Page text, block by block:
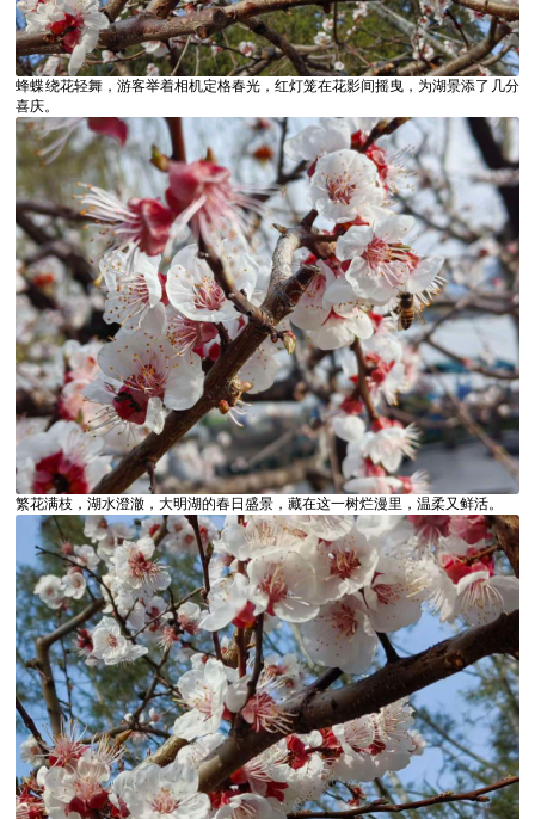
蜂蝶绕花轻舞，游客举着相机定格春光，红灯笼在花影间摇曳，为湖景添了几分
喜庆。
繁花满枝，湖水澄澈，大明湖的春日盛景，藏在这一树烂漫里，温柔又鲜活。